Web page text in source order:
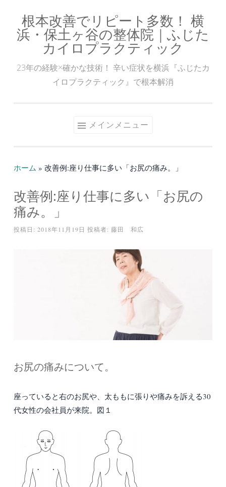
ン
根本改善でリピート多数！ 横
浜・保土ヶ谷の整体院｜ふじた
カイロプラクティック
23年の経験×確かな技術！ 辛い症状を横浜『ふじたカ
イロプラクティック』で根本解消
メインメニュー
ホーム » 改善例:座り仕事に多い「お尻の痛み。」
改善例:座り仕事に多い「お尻の
痛み。」
投稿日: 2018年11月19日 投稿者: 藤田 和広
お尻の痛みについて。
座っていると右のお尻や、太ももに張りや痛みを訴える30
代女性の会社員が来院。図１